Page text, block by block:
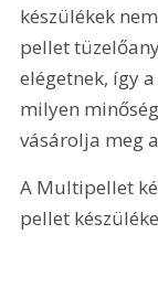
készülékek
pellet
elégetnek, így
milyen
vásárolja meg
A Multipellet
pellet